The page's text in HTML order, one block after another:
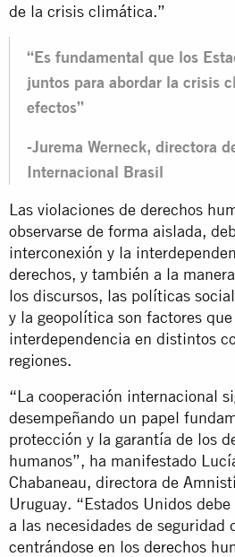
de la crisis climática.”
“Es fundamental que los
juntos para abordar la crisis
efectos”
-Jurema Werneck, directora
Internacional Brasil
Las violaciones de derechos
observarse de forma aislada,
interconexión y la
derechos, y también a la
los discursos, las políticas
y la geopolítica son factores que
interdependencia en distintos
regiones.
“La cooperación internacional
desempeñando un papel
protección y la garantía de los
humanos”, ha manifestado
Chabaneau, directora de
Uruguay. “Estados Unidos
a las necesidades de seguridad
centrándose en los derechos